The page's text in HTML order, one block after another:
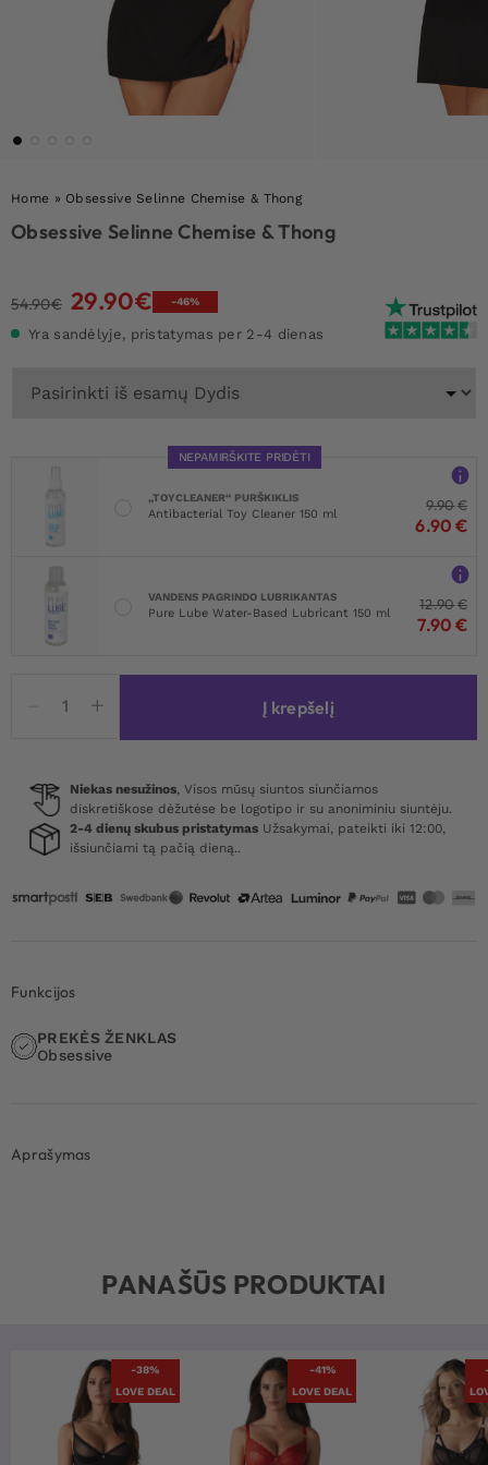
Home » Obsessive Selinne Chemise & Thong
Obsessive Selinne Chemise & Thong
54.90€ Original
was:
29.90€Current
-46%
Yra sandėlyje, pristatymas per 2-4 dienas
NEPAMIRŠKITE PRIDĖTI
„TOYCLEANER“ PURŠKIKLIS
Antibacterial Toy Cleaner 150 ml
9.90€
6.90 €
VANDENS PAGRINDO LUBRIKANTAS
Pure Lube Water-Based Lubricant 150 ml
12.90€
7.90 €
kiekis:
Obsessive
Chemise
&
Thong
Į krepšelį
Niekas nesužinos, Visos mūsų siuntos siunčiamos
diskretiškose dėžutėse be logotipo ir su anoniminiu siuntėju.
2-4 dienų skubus pristatymas Užsakymai, pateikti iki 12:00,
išsiunčiami tą pačią dieną..
Funkcijos
PREKĖS ŽENKLAS
Obsessive
Aprašymas
PANAŠŪS PRODUKTAI
-38%
LOVE DEAL
-41%
LOVE DEAL